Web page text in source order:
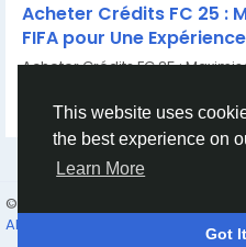
This website uses
the best experience on
Learn More
Got
Acheter Crédits FC 25 :
FIFA pour Une
Acheter Crédits FC 25 :
Casey Bennett 2 years ago
© 2026 Humans and Slaves
About
Terms